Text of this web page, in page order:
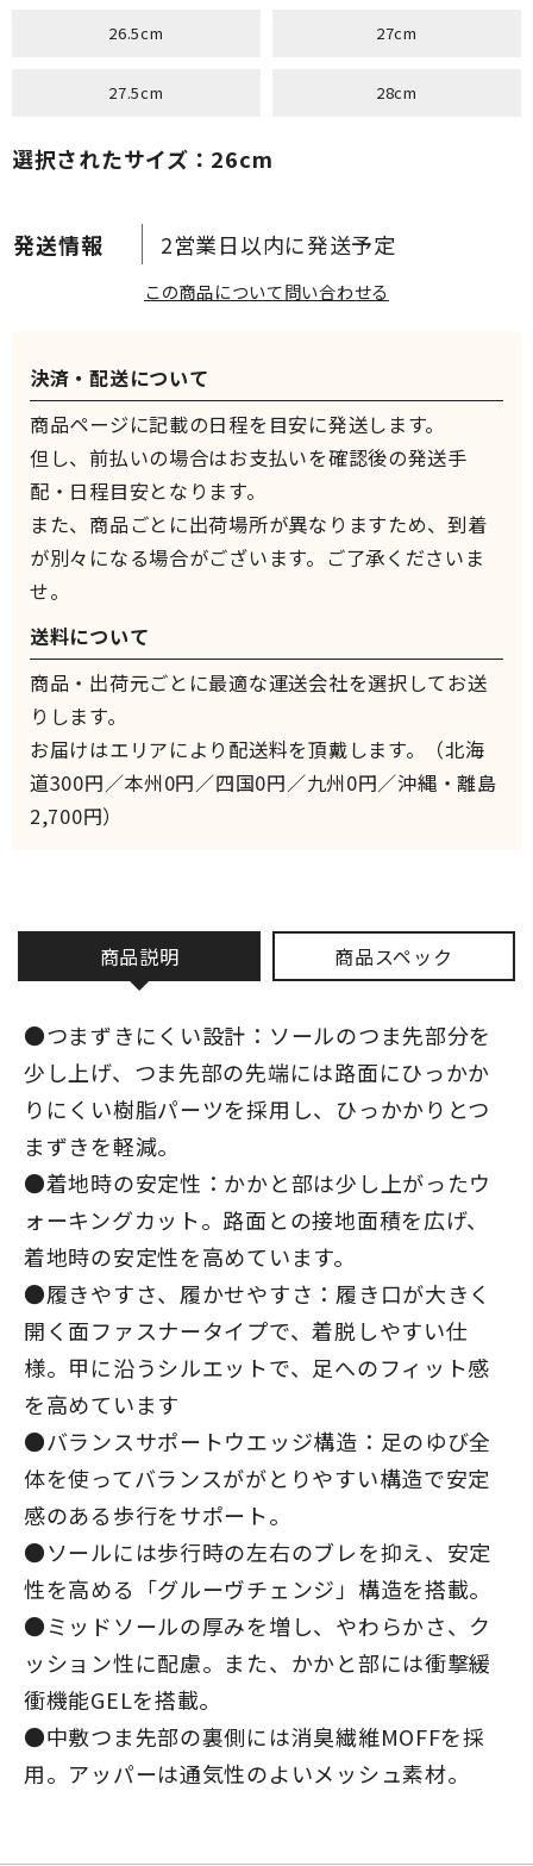
2営業日以内に発送予定
26.5cm 27cm
27.5cm 28cm
選択されたサイズ：26cm
この商品について問い合わせる
商品説明 商品スペック
●つまずきにくい設計：ソールのつま先部分を
少し上げ、つま先部の先端には路面にひっかか
りにくい樹脂パーツを採用し、ひっかかりとつ
まずきを軽減。
●着地時の安定性：かかと部は少し上がったウ
ォーキングカット。路面との接地面積を広げ、
着地時の安定性を高めています。
●履きやすさ、履かせやすさ：履き口が大きく
開く面ファスナータイプで、着脱しやすい仕
様。甲に沿うシルエットで、足へのフィット感
を高めています
●バランスサポートウエッジ構造：足のゆび全
体を使ってバランスががとりやすい構造で安定
感のある歩行をサポート。
●ソールには歩行時の左右のブレを抑え、安定
性を高める「グルーヴチェンジ」構造を搭載。
●ミッドソールの厚みを増し、やわらかさ、ク
ッション性に配慮。また、かかと部には衝撃緩
衝機能GELを搭載。
●中敷つま先部の裏側には消臭繊維MOFFを採
用。アッパーは通気性のよいメッシュ素材。
決済・配送について
商品ページに記載の日程を目安に発送します。
但し、前払いの場合はお支払いを確認後の発送手
配・日程目安となります。
また、商品ごとに出荷場所が異なりますため、到着
が別々になる場合がございます。ご了承くださいま
せ。
送料について
商品・出荷元ごとに最適な運送会社を選択してお送
りします。
お届けはエリアにより配送料を頂戴します。（北海
道300円／本州0円／四国0円／九州0円／沖縄・離島
2,700円）